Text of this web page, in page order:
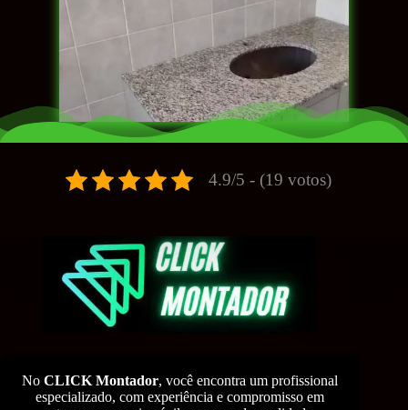
4.9/5 - (19 votos)
No CLICK Montador, você encontra um profissional
especializado, com experiência e compromisso em